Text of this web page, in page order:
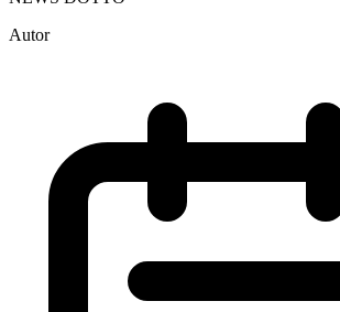
Autor